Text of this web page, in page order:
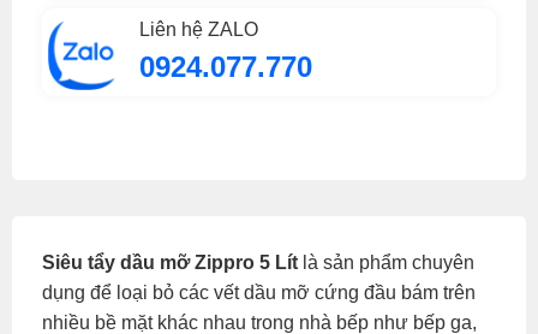
Liên hệ ZALO
0924.077.770
Siêu tẩy dầu mỡ Zippro 5 Lít là sản phẩm chuyên
dụng để loại bỏ các vết dầu mỡ cứng đầu bám trên
nhiều bề mặt khác nhau trong nhà bếp như bếp ga,